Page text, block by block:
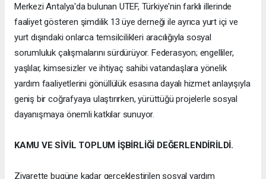
Merkezi Antalya'da bulunan UTEF, Türkiye'nin farklı illerinde
faaliyet gösteren şimdilik 13 üye derneği ile ayrıca yurt içi ve
yurt dışındaki onlarca temsilcilikleri aracılığıyla sosyal
sorumluluk çalışmalarını sürdürüyor. Federasyon; engelliler,
yaşlılar, kimsesizler ve ihtiyaç sahibi vatandaşlara yönelik
yardım faaliyetlerini gönüllülük esasına dayalı hizmet anlayışıyla
geniş bir coğrafyaya ulaştırırken, yürüttüğü projelerle sosyal
dayanışmaya önemli katkılar sunuyor.
KAMU VE SİVİL TOPLUM İŞBİRLİĞİ DEĞERLENDİRİLDİ.
Ziyarette bugüne kadar gerçekleştirilen sosyal yardım